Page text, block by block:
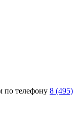
по телефону 8 (495)